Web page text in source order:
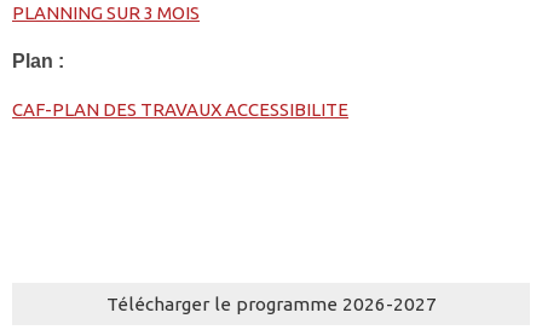
PLANNING SUR 3 MOIS
Plan :
CAF-PLAN DES TRAVAUX ACCESSIBILITE
Télécharger le programme 2026-2027